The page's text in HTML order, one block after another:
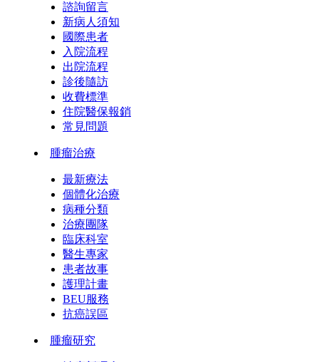
諮詢留言
新病人須知
國際患者
入院流程
出院流程
診後隨訪
收費標準
住院醫保報銷
常見問題
腫瘤治療
最新療法
個體化治療
病種分類
治療團隊
臨床科室
醫生專家
患者故事
護理計畫
BEU服務
抗癌誤區
腫瘤研究